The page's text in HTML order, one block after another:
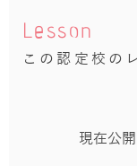
Lesson
この認定校の
現在公